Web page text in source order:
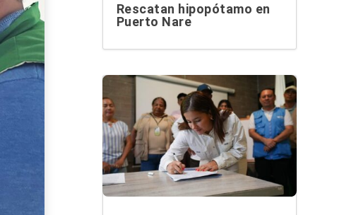
Rescatan hipopótamo en
Puerto Nare